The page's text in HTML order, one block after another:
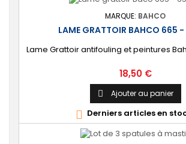
MARQUE: BAHCO
LAME GRATTOIR BAHCO 665
Lame Grattoir antifouling et peintures
Prix
18,50 €
 Ajouter au panier
 Derniers articles en